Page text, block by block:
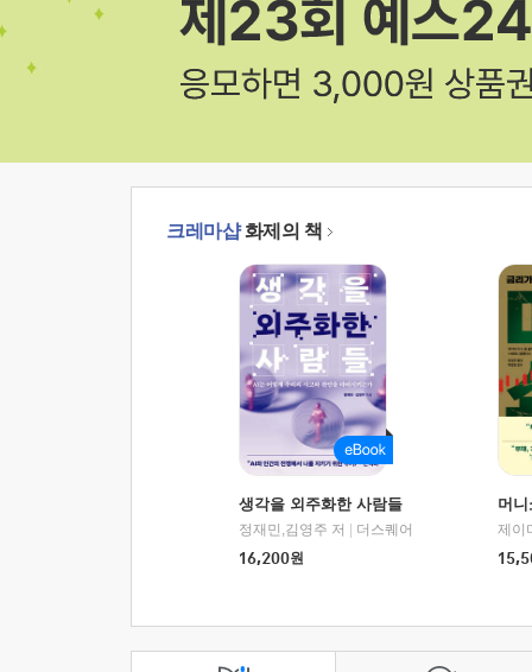
크레마샵화제의 책
생각을 외주화한 사람들
정재민,김영주 저
더스퀘어
16,200원
머